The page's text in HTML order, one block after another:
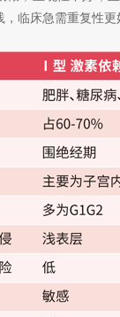
，临床急需重复性